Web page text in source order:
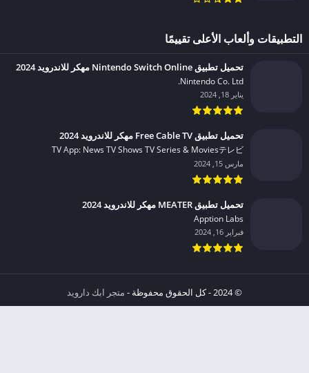
التطبيقات وألعاب الأعلى تقييمًا
تحميل تطبيق Nintendo Switch Online مهكر للاندرويد 2024
Nintendo Co. Ltd.‏
يناير 18, 2024
تحميل تطبيق Free Cable TV مهكر للاندرويد 2024
TV App: News TV Shows TV Series & Moviesテレビ‏
مارس 15, 2024
تحميل تطبيق MEATER مهكر للاندرويد 2024
Apption Labs‏
فبراير 16, 2024
© 2024 - كل الحقوق محفوظة -
متجر ابك دارويد